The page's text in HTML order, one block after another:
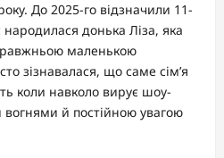
До 2025-го відзначили 11-
донька Ліза, яка
маленькою
зізнавалася, що саме сім’я
коли навколо вирує шоу-
вогнями й постійною увагою